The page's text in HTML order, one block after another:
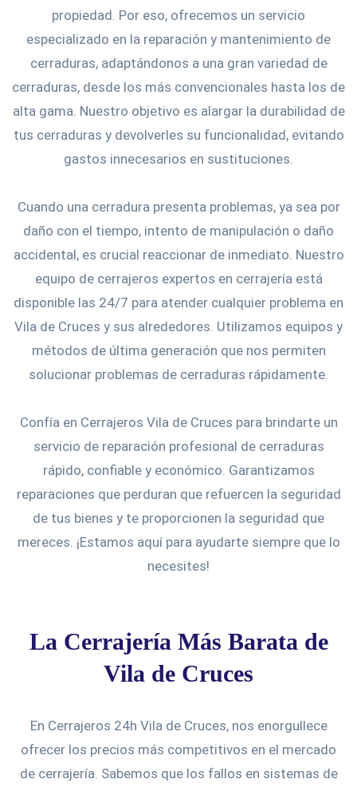
propiedad. Por eso, ofrecemos un servicio
especializado en la reparación y mantenimiento de
cerraduras, adaptándonos a una gran variedad de
cerraduras, desde los más convencionales hasta los de
alta gama. Nuestro objetivo es alargar la durabilidad de
tus cerraduras y devolverles su funcionalidad, evitando
gastos innecesarios en sustituciones.
Cuando una cerradura presenta problemas, ya sea por
daño con el tiempo, intento de manipulación o daño
accidental, es crucial reaccionar de inmediato. Nuestro
equipo de cerrajeros expertos en cerrajería está
disponible las 24/7 para atender cualquier problema en
Vila de Cruces y sus alrededores. Utilizamos equipos y
métodos de última generación que nos permiten
solucionar problemas de cerraduras rápidamente.
Confía en Cerrajeros Vila de Cruces para brindarte un
servicio de reparación profesional de cerraduras
rápido, confiable y económico. Garantizamos
reparaciones que perduran que refuercen la seguridad
de tus bienes y te proporcionen la seguridad que
mereces. ¡Estamos aquí para ayudarte siempre que lo
necesites!
La Cerrajería Más Barata de
Vila de Cruces
En Cerrajeros 24h Vila de Cruces, nos enorgullece
ofrecer los precios más competitivos en el mercado
de cerrajería. Sabemos que los fallos en sistemas de